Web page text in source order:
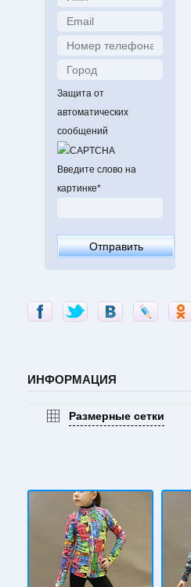
Защита от
автоматических
сообщений
Введите слово на
картинке*
ИНФОРМАЦИЯ
Размерные сетки